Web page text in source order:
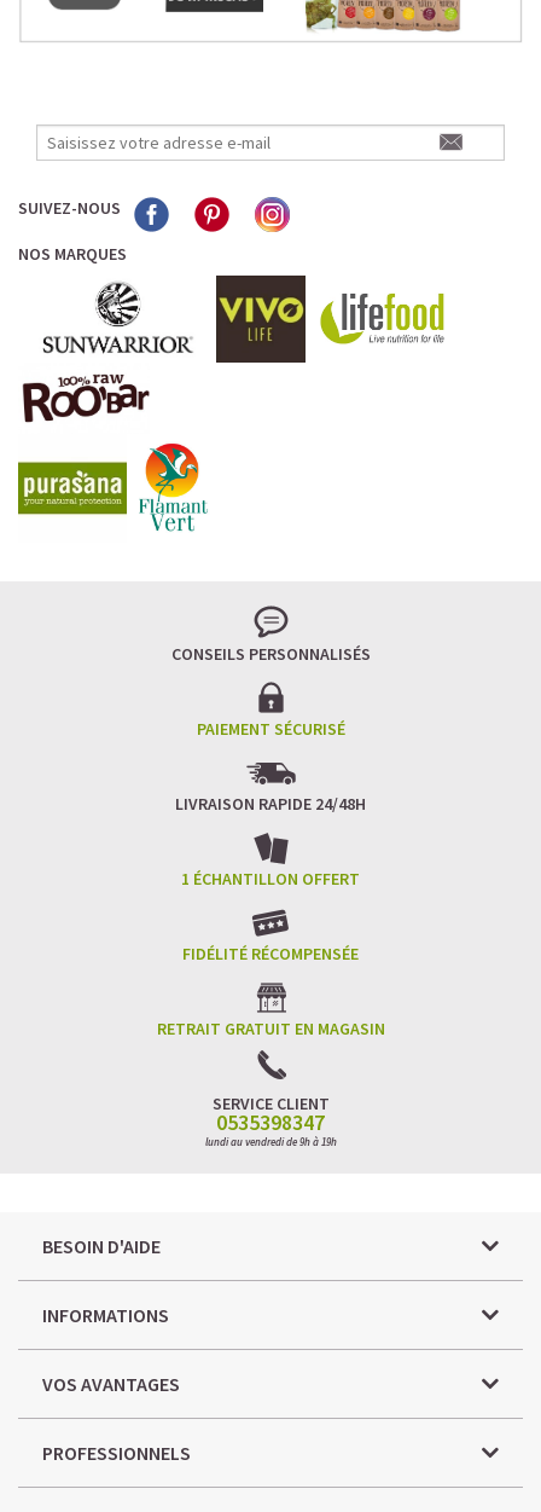
SUIVEZ-NOUS
NOS MARQUES
CONSEILS PERSONNALISÉS
PAIEMENT SÉCURISÉ
LIVRAISON RAPIDE 24/48H
1 ÉCHANTILLON OFFERT
FIDÉLITÉ RÉCOMPENSÉE
RETRAIT GRATUIT EN MAGASIN
SERVICE CLIENT
0535398347
lundi au vendredi de 9h à 19h
BESOIN D'AIDE
INFORMATIONS
VOS AVANTAGES
PROFESSIONNELS